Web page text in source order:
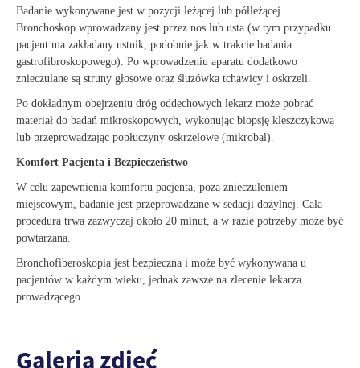
Badanie wykonywane jest w pozycji leżącej lub półleżącej.
Bronchoskop wprowadzany jest przez nos lub usta (w tym przypadku
pacjent ma zakładany ustnik, podobnie jak w trakcie badania
gastrofibroskopowego). Po wprowadzeniu aparatu dodatkowo
znieczulane są struny głosowe oraz śluzówka tchawicy i oskrzeli.
Po dokładnym obejrzeniu dróg oddechowych lekarz może pobrać
materiał do badań mikroskopowych, wykonując biopsję kleszczykową
lub przeprowadzając popłuczyny oskrzelowe (mikrobal).
Komfort Pacjenta i Bezpieczeństwo
W celu zapewnienia komfortu pacjenta, poza znieczuleniem
miejscowym, badanie jest przeprowadzane w sedacji dożylnej. Cała
procedura trwa zazwyczaj około 20 minut, a w razie potrzeby może być
powtarzana.
Bronchofiberoskopia jest bezpieczna i może być wykonywana u
pacjentów w każdym wieku, jednak zawsze na zlecenie lekarza
prowadzącego.
Galeria zdjęć